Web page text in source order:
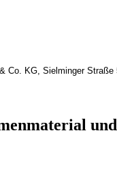
Co. KG, Sielminger